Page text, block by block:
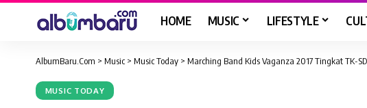
HOME MUSIC LIFESTYLE
AlbumBaru.Com > Music > Music Today > Marching Band Kids Vaganza 2017 Tingkat TK-SD
MUSIC TODAY